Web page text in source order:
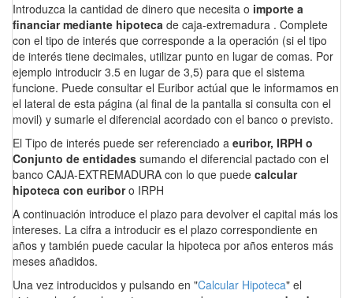
Introduzca la cantidad de dinero que necesita o importe a
financiar mediante hipoteca de caja-extremadura . Complete
con el tipo de interés que corresponde a la operación (si el tipo
de interés tiene decimales, utilizar punto en lugar de comas. Por
ejemplo introducir 3.5 en lugar de 3,5) para que el sistema
funcione. Puede consultar el Euribor actúal que le informamos en
el lateral de esta página (al final de la pantalla si consulta con el
movil) y sumarle el diferencial acordado con el banco o previsto.
El Tipo de interés puede ser referenciado a euribor, IRPH o
Conjunto de entidades sumando el diferencial pactado con el
banco CAJA-EXTREMADURA con lo que puede calcular
hipoteca con euriboro IRPH
A continuación introduce el plazo para devolver el capital más los
intereses. La cifra a introducir es el plazo correspondiente en
años y también puede cacular la hipoteca por años enteros más
meses añadidos.
Una vez introducidos y pulsando en "Calcular Hipoteca" el